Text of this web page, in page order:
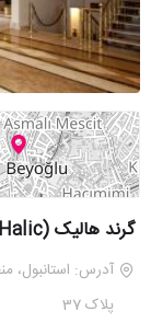
گرند هالیک (Grand Halic)
آدرس: استانبول،
پلاک 37